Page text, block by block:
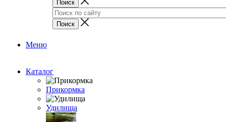
Меню
Каталог
Прикормка
Удилища